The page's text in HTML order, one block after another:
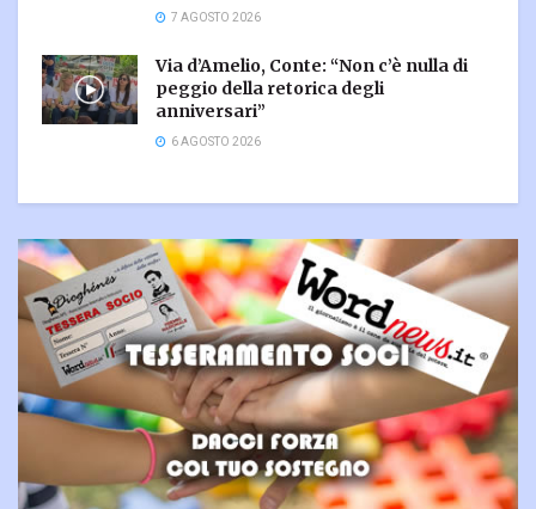
7 AGOSTO 2026
Via d’Amelio, Conte: “Non c’è nulla di
peggio della retorica degli
anniversari”
6 AGOSTO 2026